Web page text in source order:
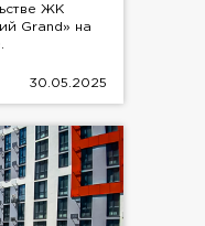
ЖК
Grand» на
30.05.2025